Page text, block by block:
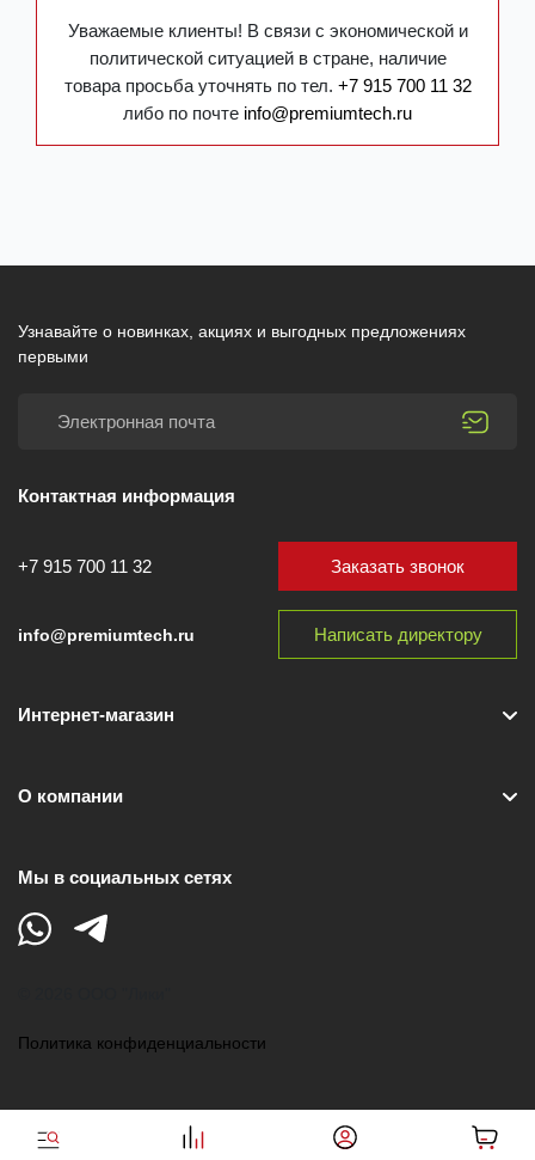
Уважаемые клиенты! В связи с экономической и
политической ситуацией в стране, наличие
товара просьба уточнять по тел. +7 915 700 11 32
либо по почте info@premiumtech.ru
Узнавайте о новинках, акциях и выгодных предложениях
первыми
Контактная информация
+7 915 700 11 32
info@premiumtech.ru
Заказать звонок
Написать директору
Интернет-магазин
О компании
Мы в социальных сетях
Политика конфиденциальности